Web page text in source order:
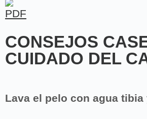
CONSEJOS
CUIDADO DEL
Lava el pelo con agua tibia